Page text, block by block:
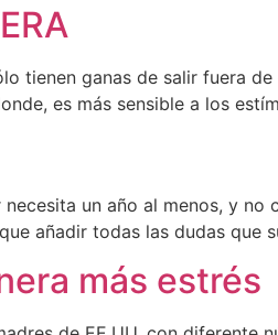
tienen ganas de salir fuera de
es más sensible a los
un año al menos, y no
añadir todas las dudas que
más estrés